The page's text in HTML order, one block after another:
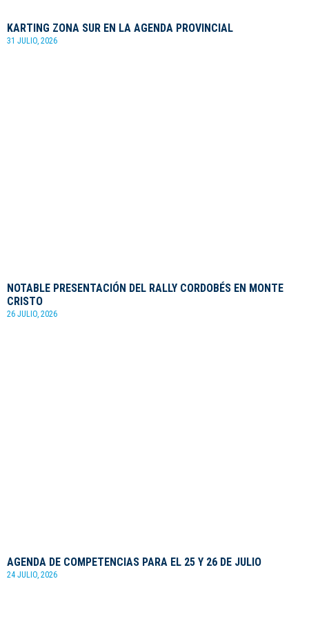
KARTING ZONA SUR EN LA AGENDA PROVINCIAL
31 JULIO, 2026
NOTABLE PRESENTACIÓN DEL RALLY CORDOBÉS EN MONTE
CRISTO
26 JULIO, 2026
AGENDA DE COMPETENCIAS PARA EL 25 Y 26 DE JULIO
24 JULIO, 2026